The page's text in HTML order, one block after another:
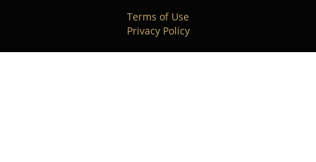
Terms of Use
Privacy Policy